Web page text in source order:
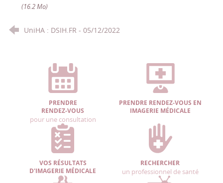
(16.2 Mo)
UniHA : DSIH.FR - 05/12/2022
PRENDRE
RENDEZ-VOUS
pour une consultation
PRENDRE RENDEZ-VOUS EN
IMAGERIE MÉDICALE
VOS RÉSULTATS
D'IMAGERIE MÉDICALE
RECHERCHER
un professionnel de santé